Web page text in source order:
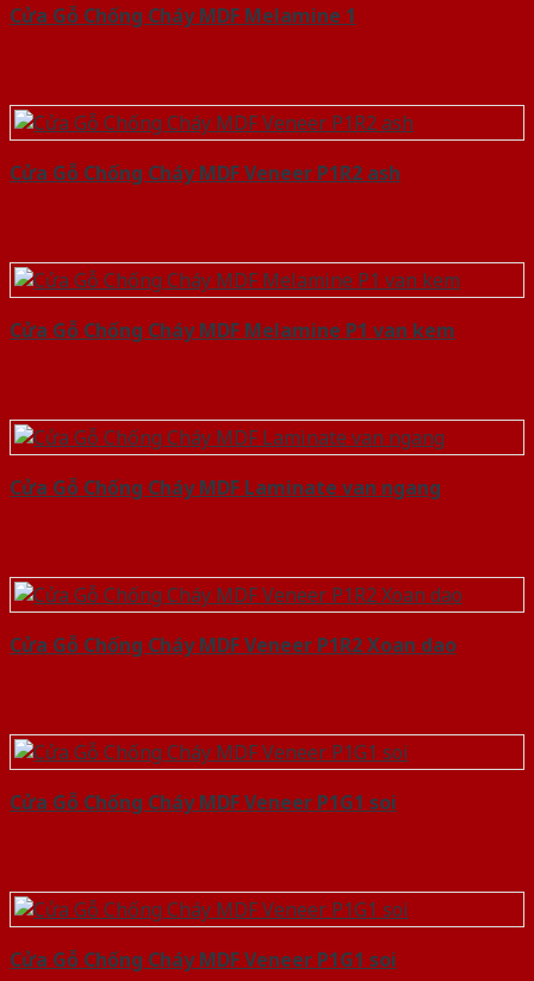
Cửa Gỗ Chống Cháy MDF Melamine 1
Cửa Gỗ Chống Cháy MDF Veneer P1R2 ash
Cửa Gỗ Chống Cháy MDF Melamine P1 van kem
Cửa Gỗ Chống Cháy MDF Laminate van ngang
Cửa Gỗ Chống Cháy MDF Veneer P1R2 Xoan dao
Cửa Gỗ Chống Cháy MDF Veneer P1G1 soi
Cửa Gỗ Chống Cháy MDF Veneer P1G1 soi